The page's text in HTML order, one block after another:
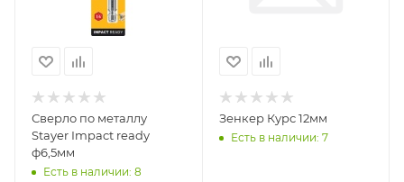
Сверло по металлу
Stayer Impact ready
ф6,5мм
Есть в наличии: 8
Зенкер Курс 12мм
Есть в наличии: 7